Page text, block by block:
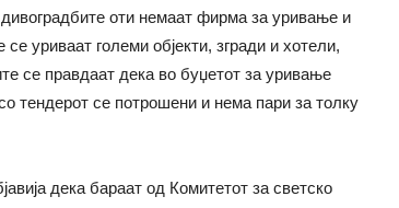
оти немаат фирма за уривање и
уриваат големи објекти, згради и хотели,
се правдаат дека во буџетот за уривање
тендерот се потрошени и нема пари за толку
дека бараат од Комитетот за светско